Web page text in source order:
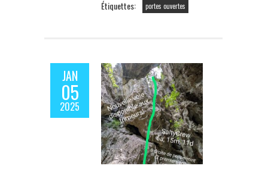
Étiquettes: portes ouvertes
JAN
05
2025